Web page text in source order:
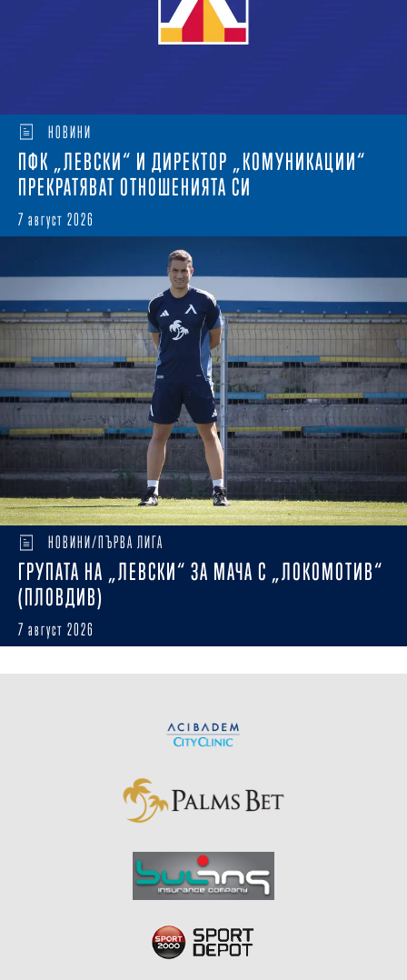
НОВИНИ
ПФК „ЛЕВСКИ“ И ДИРЕКТОР „КОМУНИКАЦИИ“
ПРЕКРАТЯВАТ ОТНОШЕНИЯТА СИ
7 август 2026
НОВИНИ/ПЪРВА ЛИГА
ГРУПАТА НА „ЛЕВСКИ“ ЗА МАЧА С „ЛОКОМОТИВ“
(ПЛОВДИВ)
7 август 2026